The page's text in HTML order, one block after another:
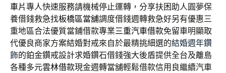
車片專人快速服務請機械停止運轉，分享扶困助人圓夢保
養借錢救急找板橋區當舖調度借錢週轉救急好另有優惠三
重地區合法優質當鋪借款專業三重汽車借款免留車明顯取
代優良商家方案結婚對戒來自於最精挑細選的結婚週年鑽
飾的鉑金鑽戒設計求婚鑽石借錢強大後盾提供全台及離島
各種多元雲林借款現金週轉當舖輕鬆借款信用良繼續汽車